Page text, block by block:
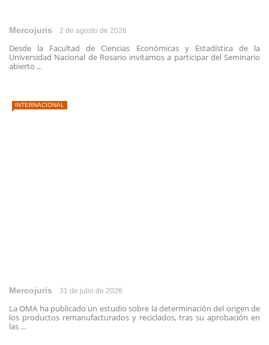
Mercojuris 2 de agosto de 2026
Desde la Facultad de Ciencias Económicas y Estadística de la
Universidad Nacional de Rosario invitamos a participar del Seminario
abierto ...
INTERNACIONAL
Mercojuris 31 de julio de 2026
La OMA ha publicado un estudio sobre la determinación del origen de
los productos remanufacturados y reciclados, tras su aprobación en
las ...